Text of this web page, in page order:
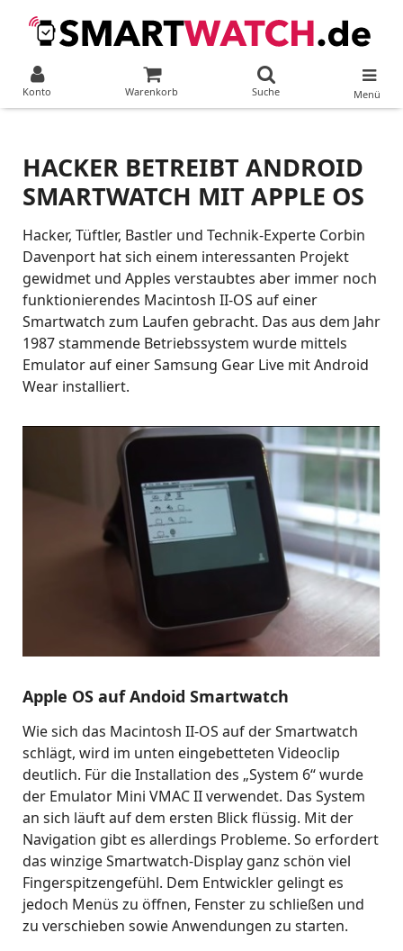
Konto Warenkorb Suche Menü
HACKER BETREIBT ANDROID
SMARTWATCH MIT APPLE OS
Hacker, Tüftler, Bastler und Technik-Experte Corbin
Davenport hat sich einem interessanten Projekt
gewidmet und Apples verstaubtes aber immer noch
funktionierendes Macintosh II-OS auf einer
Smartwatch zum Laufen gebracht. Das aus dem Jahr
1987 stammende Betriebssystem wurde mittels
Emulator auf einer Samsung Gear Live mit Android
Wear installiert.
Apple OS auf Andoid Smartwatch
Wie sich das Macintosh II-OS auf der Smartwatch
schlägt, wird im unten eingebetteten Videoclip
deutlich. Für die Installation des „System 6“ wurde
der Emulator Mini VMAC II verwendet. Das System
an sich läuft auf dem ersten Blick flüssig. Mit der
Navigation gibt es allerdings Probleme. So erfordert
das winzige Smartwatch-Display ganz schön viel
Fingerspitzengefühl. Dem Entwickler gelingt es
jedoch Menüs zu öffnen, Fenster zu schließen und
zu verschieben sowie Anwendungen zu starten.